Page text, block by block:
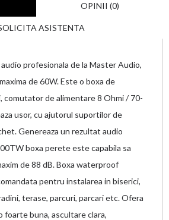
OPINII (0)
ASISTENTA
profesionala de la Master Audio,
de 60W. Este o boxa de
comutator de alimentare 8 Ohmi / 70-
usor, cu ajutorul suportilor de
Genereaza un rezultat audio
boxa perete este capabila sa
de 88 dB. Boxa waterproof
pentru instalarea in biserici,
terase, parcuri, parcari etc. Ofera
foarte buna, ascultare clara,